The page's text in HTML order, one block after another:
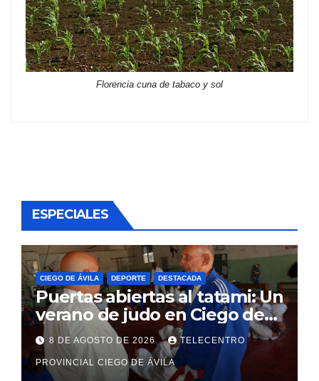
Florencia cuna de tabaco y sol
ESPECIALES
CIEGO DE ÁVILA DEPORTE DESTACADA
Puertas abiertas al tatami: Un
verano de judo en Ciego de
Ávila
8 DE AGOSTO DE 2026 TELECENTRO
PROVINCIAL CIEGO DE ÁVILA